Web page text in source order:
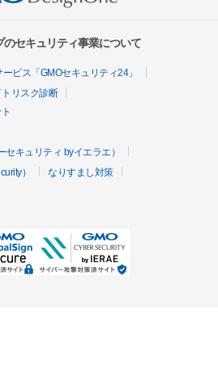
セキュリティ事業について
ビス「GMOセキュリティ24」
リスク診断
キュリティ byイエラエ）
）
なりすまし対策